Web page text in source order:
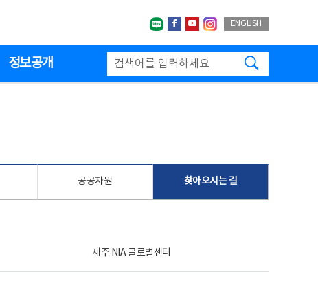
네이버블로그
페이스북
유투브인스타그랩
ENGLISH
정보공개
공공자원 찾아오시는 길
제주 NIA 글로벌센터